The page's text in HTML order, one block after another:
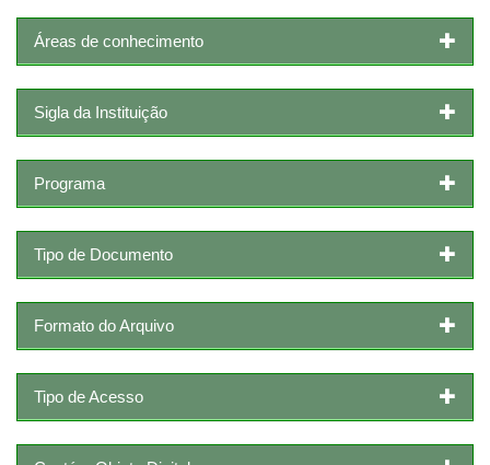
Áreas de conhecimento
Sigla da Instituição
Programa
Tipo de Documento
Formato do Arquivo
Tipo de Acesso